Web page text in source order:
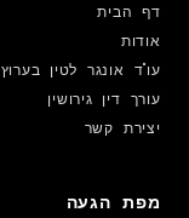
דף הבית
אודות
עו"ד אונגר לטין בערוץ 10
עורך דין גירושין
יצירת קשר
מפת הגעה